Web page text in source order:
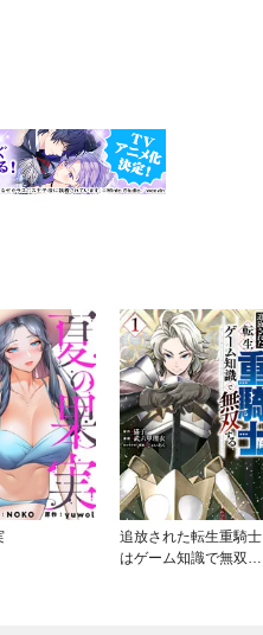
追放された転生重騎士
はゲーム知識で無双す